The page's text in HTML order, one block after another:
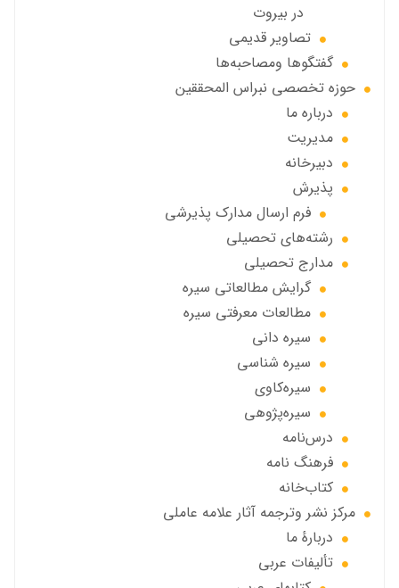
در بیروت
تصاویر قديمي
گفتگوها ومصاحبه‌ها
حوزه تخصصی نبراس المحققین
درباره ما
مديريت
دبيرخانه
پذيرش
فرم ارسال مدارك پذيرشى
رشته‌هاي تحصيلي
مدارج تحصیلی
گرايش مطالعاتي سیره
مطالعات معرفتی سیره
سیره دانی
سیره شناسی
سیره‌کاوی
سیره‌پژوهی
درس‌نامه
فرهنگ نامه
کتاب‌خانه
مركز نشر وترجمه آثار علامه عاملی
دربارهٔ ما
تألیفات عربی